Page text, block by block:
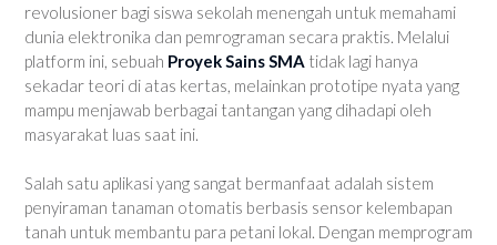
revolusioner bagi siswa sekolah menengah untuk memahami
dunia elektronika dan pemrograman secara praktis. Melalui
platform ini, sebuah Proyek Sains SMA tidak lagi hanya
sekadar teori di atas kertas, melainkan prototipe nyata yang
mampu menjawab berbagai tantangan yang dihadapi oleh
masyarakat luas saat ini.
Salah satu aplikasi yang sangat bermanfaat adalah sistem
penyiraman tanaman otomatis berbasis sensor kelembapan
tanah untuk membantu para petani lokal. Dengan memprogram